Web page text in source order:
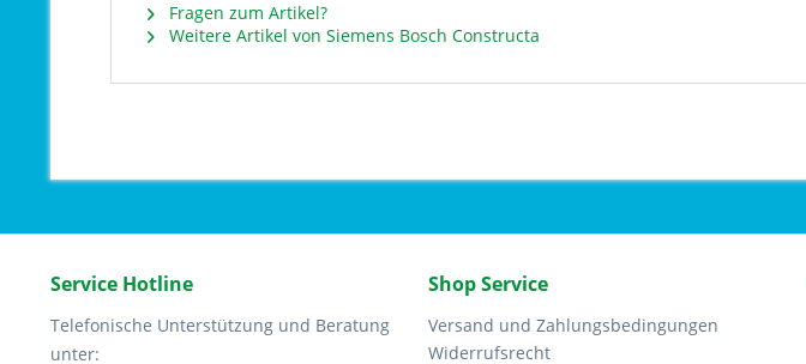
Fragen zum Artikel?
Weitere Artikel von Siemens Bosch Constructa
Service Hotline
Telefonische Unterstützung und Beratung
unter:
Shop Service
Versand und Zahlungsbedingungen
Widerrufsrecht